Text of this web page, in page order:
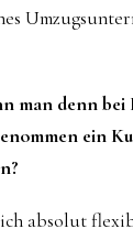
man denn bei
ein
absolut